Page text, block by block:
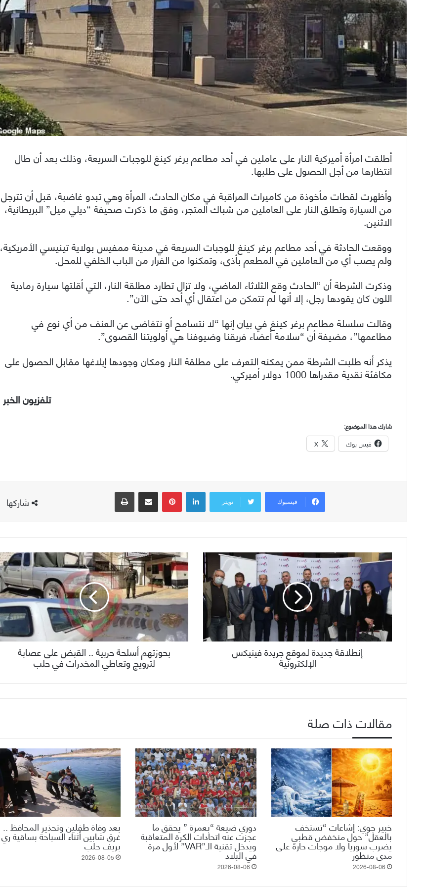
أطلقت امرأة أميركية النار على عاملين في أحد مطاعم برغر كينغ للوجبات السريعة، وذلك بعد أن طال
انتظارها من أجل الحصول على طلبها.
وأظهرت لقطات مأخوذة من كاميرات المراقبة في مكان الحادث، المرأة وهي تبدو غاضبة، قبل أن تترجل
من السيارة وتطلق النار على العاملين من شباك المتجر، وفق ما ذكرت صحيفة “ديلي ميل” البريطانية،
الاثنين.
ووقعت الحادثة في أحد مطاعم برغر كينغ للوجبات السريعة في مدينة ممفيس بولاية تينيسي الأمريكية،
ولم يصب أي من العاملين في المطعم بأذى، وتمكنوا من الفرار من الباب الخلفي للمحل.
وذكرت الشرطة أن “الحادث وقع الثلاثاء الماضي، ولا تزال تطارد مطلقة النار، التي أقلتها سيارة رمادية
اللون كان يقودها رجل، إلا أنها لم تتمكن من اعتقال أي أحد حتى الآن”.
وقالت سلسلة مطاعم برغر كينغ في بيان إنها “لا نتسامح أو نتغاضى عن العنف من أي نوع في
مطاعمها”، مضيفة أن “سلامة أعضاء فريقنا وضيوفنا هي أولويتنا القصوى”.
يذكر أنه طلبت الشرطة ممن يمكنه التعرف على مطلقة النار ومكان وجودها إبلاغها مقابل الحصول على
مكافئة نقدية مقدراها 1000 دولار أميركي.
تلفزيون الخبر
شارك هذا الموضوع:
فيس بوك X
شاركها فيسبوك تويتر
لينكدإن بينتيريست مشاركة عبر البريد طباعة
إنطلاقة جديدة لموقع جريدة فينيكس
الإلكترونية
بحوزتهم أسلحة حربية .. القبض على عصابة
لترويج وتعاطي المخدرات في حلب
مقالات ذات صلة
خبير جوي: إشاعات “تستخف
بالعقل” حول منخفض قطبي
يضرب سوريا ولا موجات حارة على
مدى منظور
2026-08-06
دوري ضيعة “بعمرة ” يحقق ما
عجزت عنه اتحادات الكرة المتعاقبة
ويدخل تقنية الـ”VAR” لأول مرة
في البلاد
2026-08-06
بعد وفاة طفلين وتحذير المحافظ ..
غرق شابين أثناء السباحة بساقية ري
بريف حلب
2026-08-05